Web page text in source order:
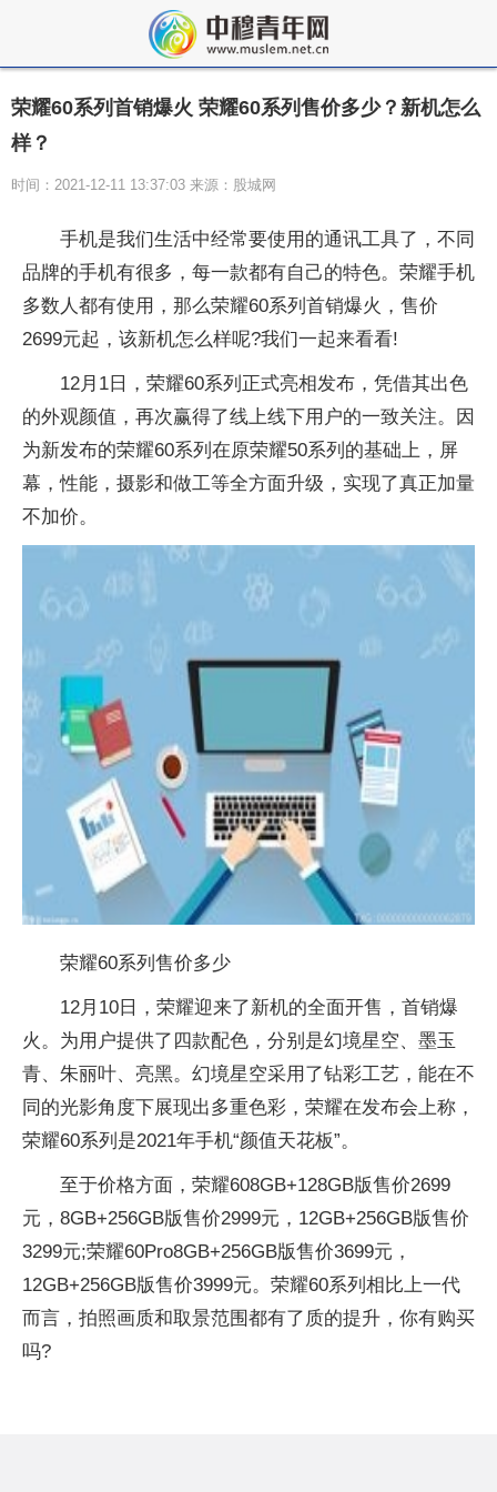
荣耀60系列首销爆火 荣耀60系列售价多少？新机怎么
样？
时间：2021-12-11 13:37:03 来源：股城网
手机是我们生活中经常要使用的通讯工具了，不同
品牌的手机有很多，每一款都有自己的特色。荣耀手机
多数人都有使用，那么荣耀60系列首销爆火，售价
2699元起，该新机怎么样呢?我们一起来看看!
12月1日，荣耀60系列正式亮相发布，凭借其出色
的外观颜值，再次赢得了线上线下用户的一致关注。因
为新发布的荣耀60系列在原荣耀50系列的基础上，屏
幕，性能，摄影和做工等全方面升级，实现了真正加量
不加价。
荣耀60系列售价多少
12月10日，荣耀迎来了新机的全面开售，首销爆
火。为用户提供了四款配色，分别是幻境星空、墨玉
青、朱丽叶、亮黑。幻境星空采用了钻彩工艺，能在不
同的光影角度下展现出多重色彩，荣耀在发布会上称，
荣耀60系列是2021年手机“颜值天花板”。
至于价格方面，荣耀608GB+128GB版售价2699
元，8GB+256GB版售价2999元，12GB+256GB版售价
3299元;荣耀60Pro8GB+256GB版售价3699元，
12GB+256GB版售价3999元。荣耀60系列相比上一代
而言，拍照画质和取景范围都有了质的提升，你有购买
吗?